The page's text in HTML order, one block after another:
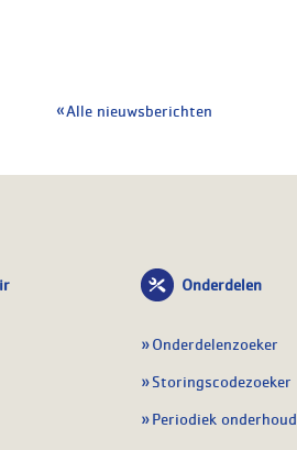
Alle nieuwsberichten
Onderdelen
Onderdelenzoeker
Storingscodezoeker
Periodiek onderhoud